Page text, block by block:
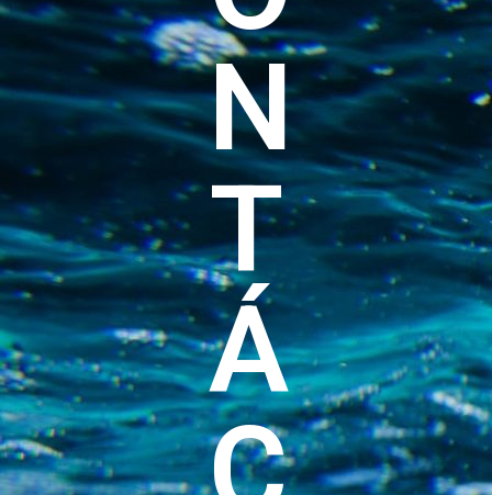
N
T
Á